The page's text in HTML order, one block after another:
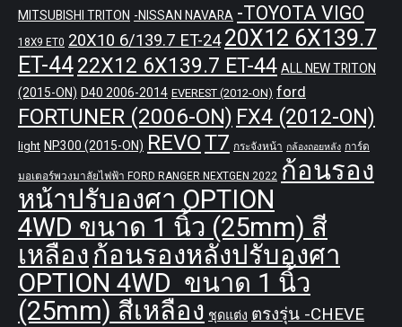
MITSUBISHI TRITON -NISSAN NAVARA -TOYOTA VIGO
18X9 ET0 20X10 6/139.7 ET-24 20X12 6X139.7
ET-4422X12 6X139.7 ET-44 ALL NEW TRITON
(2015-ON) D40 2006-2014 EVEREST (2012-ON) ford
FORTUNER (2006-ON) FX4 (2012-ON)
light NP300 (2015-ON) REVOT7 กระจังหน้า กล้องถอยหลัง การ์ด
มอเตอร์พวงมาลัยไฟฟ้า FORD RANGER NEXTGEN 2022 ก้อนรอง
หน้าปรับองศา OPTION
4WD ขนาด 1 นิ้ว (25mm) สี
เหลือง ก้อนรองหลังปรับองศา
OPTION 4WD ขนาด 1 นิ้ว
(25mm) สีเหลือง ชุดแต่ง ตรงรุ่น -CHEVE